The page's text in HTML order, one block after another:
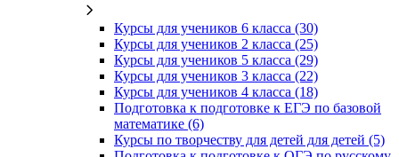
Курсы для учеников 6 класса (30)
Курсы для учеников 2 класса (25)
Курсы для учеников 5 класса (29)
Курсы для учеников 3 класса (22)
Курсы для учеников 4 класса (18)
Подготовка к подготовке к ЕГЭ по базовой
математике (6)
Курсы по творчеству для детей для детей (5)